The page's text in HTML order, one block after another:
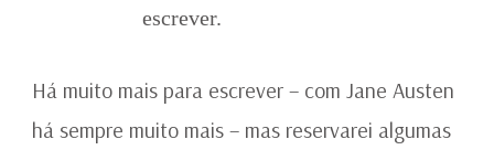
escrever.
Há muito mais para escrever – com Jane Austen
há sempre muito mais – mas reservarei algumas